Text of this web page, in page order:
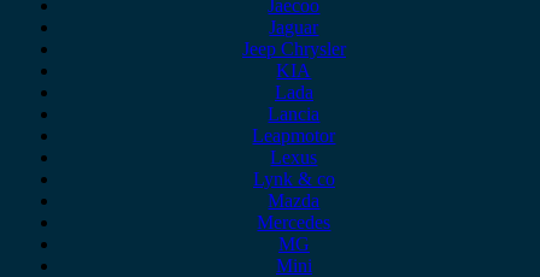
Jaecoo
Jaguar
Jeep Chrysler
KIA
Lada
Lancia
Leapmotor
Lexus
Lynk & co
Mazda
Mercedes
MG
Mini